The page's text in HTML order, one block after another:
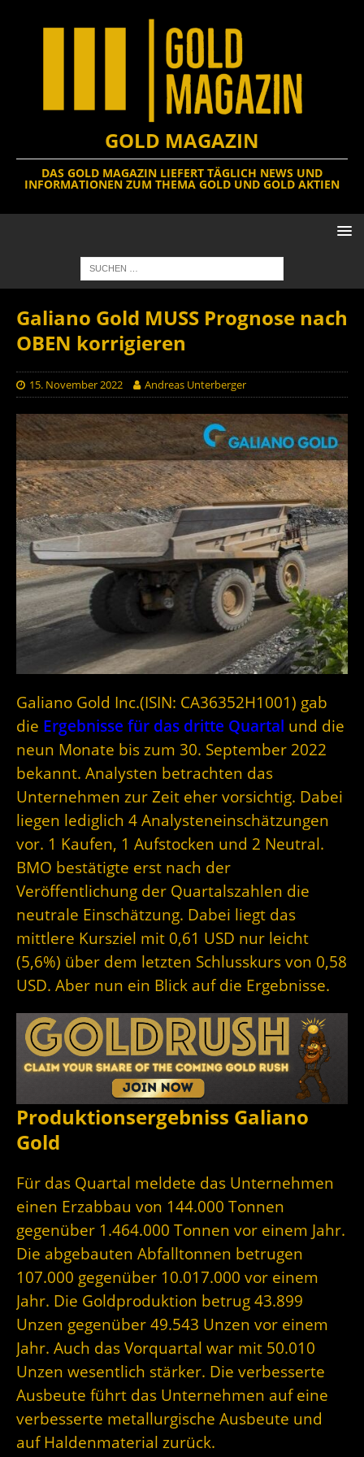
GOLD MAGAZIN
DAS GOLD MAGAZIN LIEFERT TÄGLICH NEWS UND
INFORMATIONEN ZUM THEMA GOLD UND GOLD AKTIEN
Galiano Gold MUSS Prognose nach
OBEN korrigieren
15. November 2022 Andreas Unterberger
Galiano Gold Inc.(ISIN: CA36352H1001) gab
die Ergebnisse für das dritte Quartal und die
neun Monate bis zum 30. September 2022
bekannt. Analysten betrachten das
Unternehmen zur Zeit eher vorsichtig. Dabei
liegen lediglich 4 Analysteneinschätzungen
vor. 1 Kaufen, 1 Aufstocken und 2 Neutral.
BMO bestätigte erst nach der
Veröffentlichung der Quartalszahlen die
neutrale Einschätzung. Dabei liegt das
mittlere Kursziel mit 0,61 USD nur leicht
(5,6%) über dem letzten Schlusskurs von 0,58
USD. Aber nun ein Blick auf die Ergebnisse.
Produktionsergebniss Galiano
Gold
Für das Quartal meldete das Unternehmen
einen Erzabbau von 144.000 Tonnen
gegenüber 1.464.000 Tonnen vor einem Jahr.
Die abgebauten Abfalltonnen betrugen
107.000 gegenüber 10.017.000 vor einem
Jahr. Die Goldproduktion betrug 43.899
Unzen gegenüber 49.543 Unzen vor einem
Jahr. Auch das Vorquartal war mit 50.010
Unzen wesentlich stärker. Die verbesserte
Ausbeute führt das Unternehmen auf eine
verbesserte metallurgische Ausbeute und
auf Haldenmaterial zurück.